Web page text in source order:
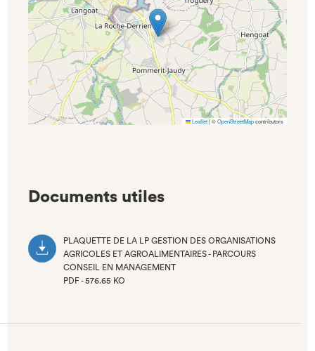
Leaflet|©OpenStreetMapcontributors
Documents utiles
PLAQUETTE DE LA LP GESTION DES ORGANISATIONS
AGRICOLES ET AGROALIMENTAIRES - PARCOURS
CONSEIL EN MANAGEMENT
PDF - 576.65 KO